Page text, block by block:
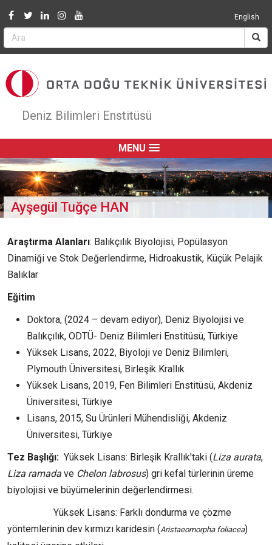
English
Deniz Bilimleri Enstitüsü
MENU
Ayşegül Tuğçe HAN
Araştırma Alanları: Balıkçılık Biyolojisi, Popülasyon
Dinamiği ve Stok Değerlendirme, Hidroakustik, Küçük Pelajik
Balıklar
Eğitim
Doktora, (2024 – devam ediyor), Deniz Biyolojisi ve
Balıkçılık, ODTÜ- Deniz Bilimleri Enstitüsü, Türkiye
Yüksek Lisans, 2022, Biyoloji ve Deniz Bilimleri,
Plymouth Üniversitesi, Birleşik Krallık
Yüksek Lisans, 2019, Fen Bilimleri Enstitüsü, Akdeniz
Üniversitesi, Türkiye
Lisans, 2015, Su Ürünleri Mühendisliği, Akdeniz
Üniversitesi, Türkiye
Tez Başlığı: Yüksek Lisans: Birleşik Krallık'taki (Liza aurata,
Liza ramada ve Chelon labrosus) gri kefal türlerinin üreme
biyolojisi ve büyümelerinin değerlendirmesi.
Yüksek Lisans: Farklı dondurma ve çözme
yöntemlerinin dev kırmızı karidesin (Aristaeomorpha foliacea)